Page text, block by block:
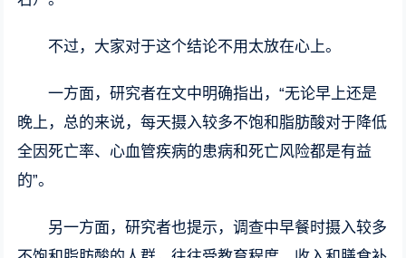
不过，大家对于这个结论不用太放在心上。
一方面，研究者在文中明确指出，“无论早上还是
晚上，总的来说，每天摄入较多不饱和脂肪酸对于降低
全因死亡率、心血管疾病的患病和死亡风险都是有益
的”。
另一方面，研究者也提示，调查中早餐时摄入较多